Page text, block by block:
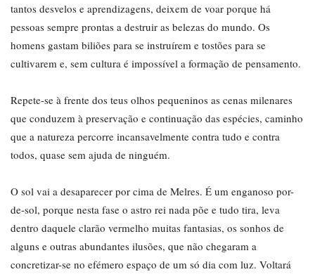
tantos desvelos e aprendizagens, deixem de voar porque há
pessoas sempre prontas a destruir as belezas do mundo. Os
homens gastam biliões para se instruírem e tostões para se
cultivarem e, sem cultura é impossível a formação de pensamento.
Repete-se à frente dos teus olhos pequeninos as cenas milenares
que conduzem à preservação e continuação das espécies, caminho
que a natureza percorre incansavelmente contra tudo e contra
todos, quase sem ajuda de ninguém.
O sol vai a desaparecer por cima de Melres. É um enganoso por-
de-sol, porque nesta fase o astro rei nada põe e tudo tira, leva
dentro daquele clarão vermelho muitas fantasias, os sonhos de
alguns e outras abundantes ilusões, que não chegaram a
concretizar-se no efémero espaço de um só dia com luz. Voltará